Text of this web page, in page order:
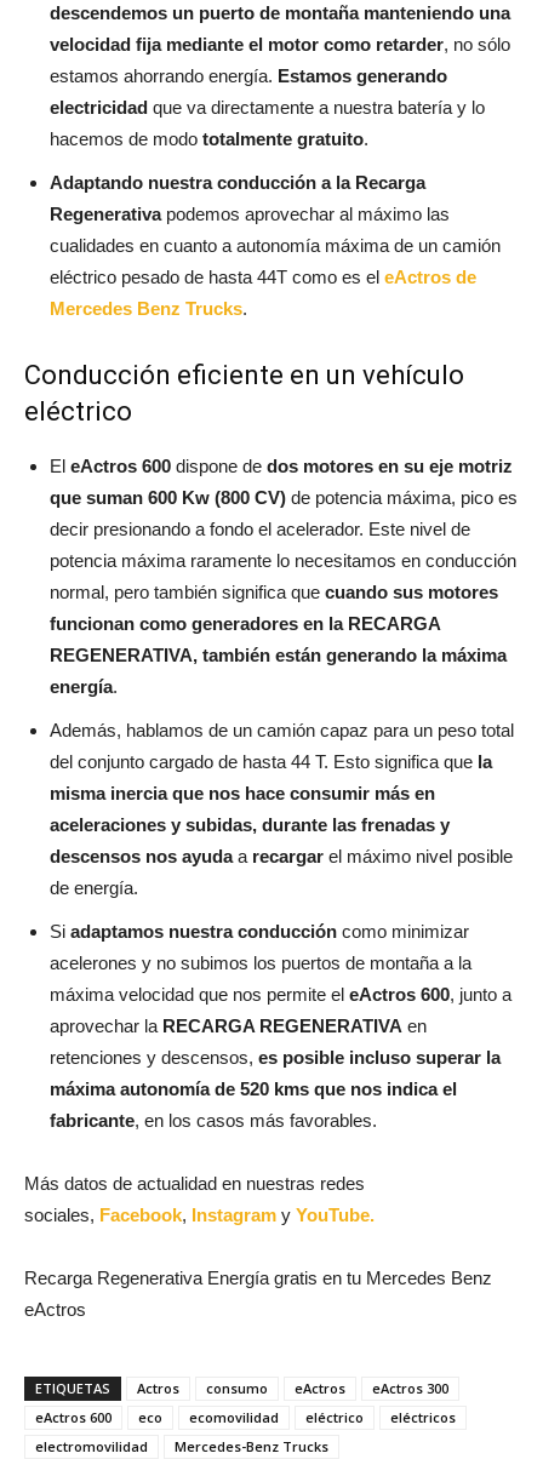
descendemos un puerto de montaña manteniendo una
velocidad fija mediante el motor como retarder, no sólo
estamos ahorrando energía. Estamos generando
electricidad que va directamente a nuestra batería y lo
hacemos de modo totalmente gratuito.
Adaptando nuestra conducción a la Recarga
Regenerativapodemos aprovechar al máximo las
cualidades en cuanto a autonomía máxima de un camión
eléctrico pesado de hasta 44T como es el eActros de
Mercedes Benz Trucks.
Conducción eficiente en un vehículo
eléctrico
El eActros 600 dispone de dos motores en su eje motriz
que suman 600 Kw (800 CV) de potencia máxima, pico es
decir presionando a fondo el acelerador. Este nivel de
potencia máxima raramente lo necesitamos en conducción
normal, pero también significa que cuando sus motores
funcionan como generadores en la RECARGA
REGENERATIVA, también están generando la máxima
energía.
Además, hablamos de un camión capaz para un peso total
del conjunto cargado de hasta 44 T. Esto significa que la
misma inercia que nos hace consumir más en
aceleraciones y subidas, durante las frenadas y
descensos nos ayudaa recargar el máximo nivel posible
de energía.
Si adaptamos nuestra conducción como minimizar
acelerones y no subimos los puertos de montaña a la
máxima velocidad que nos permite el eActros 600, junto a
aprovechar la RECARGA REGENERATIVA en
retenciones y descensos, es posible incluso superar la
máxima autonomía de 520 kms que nos indica el
fabricante, en los casos más favorables.
Más datos de actualidad en nuestras redes
sociales, Facebook, Instagram y YouTube.
Recarga Regenerativa Energía gratis en tu Mercedes Benz
eActros
ETIQUETAS Actros consumo eActros
eActros 300
eActros 600
eco ecomovilidad eléctrico
eléctricos
electromovilidad
Mercedes-Benz Trucks